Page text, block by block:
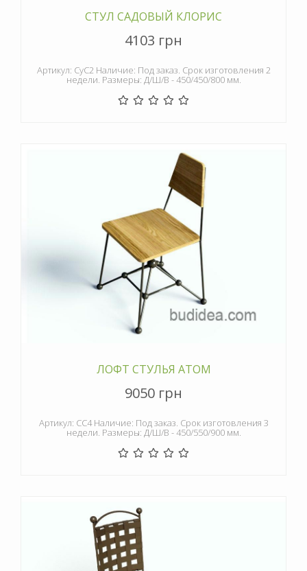
СТУЛ САДОВЫЙ КЛОРИС
4103 грн
Артикул: СуС2 Наличие: Под заказ. Срок изготовления 2
недели. Размеры: Д/Ш/В - 450/450/800 мм.
ЛОФТ СТУЛЬЯ АТОМ
9050 грн
Артикул: СС4 Наличие: Под заказ. Срок изготовления 3
недели. Размеры: Д/Ш/В - 450/550/900 мм.